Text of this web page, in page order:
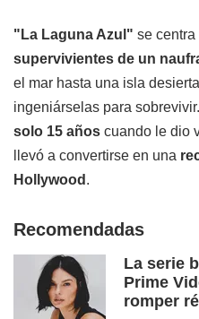
"La Laguna Azul" se
supervivientes de un
el mar hasta una isla
ingeniárselas para sobrevivir.
solo 15 años cuando le dio
llevó a convertirse en una
Hollywood .
Recomendadas
La serie
Prime
romper